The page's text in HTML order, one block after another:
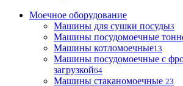
Моечное оборудование
Машины для сушки посуды3
Машины посудомоечные
Машины котломоечные13
Машины посудомоечные с
загрузкой64
Машины стаканомоечные 23